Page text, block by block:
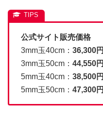
公式サイト販売価格
3mm玉40cm： 36,300円
3mm玉50cm： 44,550円
5mm玉40cm： 38,500円
5mm玉50cm： 47,300円